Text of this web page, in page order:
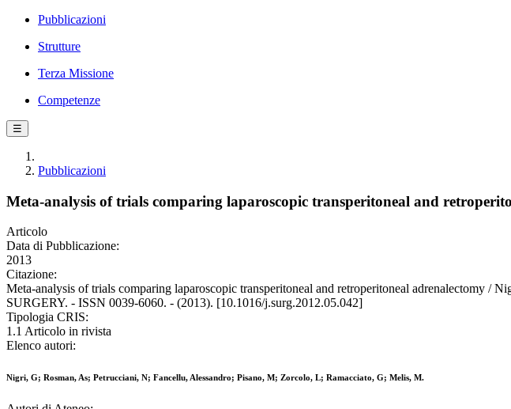
Pubblicazioni
Strutture
Terza Missione
Competenze
☰
Pubblicazioni
Meta-analysis of trials comparing laparoscopic transperitoneal and
Articolo
Data di Pubblicazione:
2013
Citazione:
Meta-analysis of trials comparing laparoscopic transperitoneal and retroperitoneal adrenalectomy
SURGERY. - ISSN 0039-6060. - (2013). [10.1016/j.surg.2012.05.042]
Tipologia CRIS:
1.1 Articolo in rivista
Elenco autori:
Nigri, G; Rosman, As; Petrucciani, N; Fancellu, Alessandro; Pisano, M; Zorcolo, L; Ramacciato, G; Melis, M.